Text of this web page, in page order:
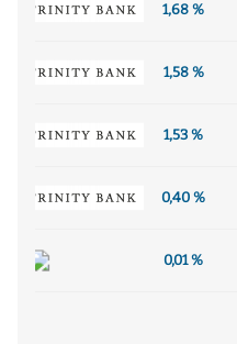
1,68 %
1,58 %
1,53 %
0,40 %
0,01 %